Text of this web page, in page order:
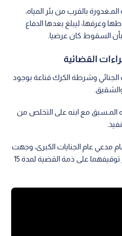
بالقرب من بئر المياه،
وغرقها، ليبلغ بعدها الدفاع
بأن السقوط كان عرضيا.
القضائية
وشرطة الكرك قناعة بوجود
المـسبق مع ابنه على التخلص من
مدعي عام الجنايات الكبرى، وجهت
لهما تهمة "القتل العمد"، وتقرر توقيفهما على ذمة القضية لمدة 15